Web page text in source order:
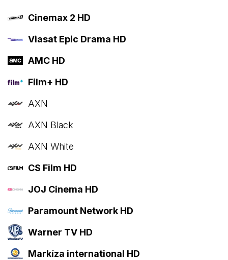
Cinemax 2 HD
Viasat Epic Drama HD
AMC HD
Film+ HD
AXN
AXN Black
AXN White
CS Film HD
JOJ Cinema HD
Paramount Network HD
Warner TV HD
Markíza international HD